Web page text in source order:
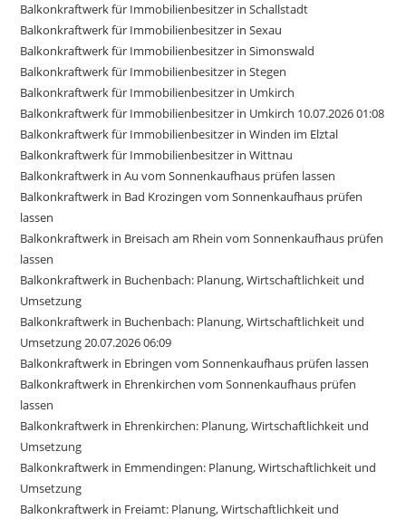
Balkonkraftwerk für Immobilienbesitzer in Schallstadt
Balkonkraftwerk für Immobilienbesitzer in Sexau
Balkonkraftwerk für Immobilienbesitzer in Simonswald
Balkonkraftwerk für Immobilienbesitzer in Stegen
Balkonkraftwerk für Immobilienbesitzer in Umkirch
Balkonkraftwerk für Immobilienbesitzer in Umkirch 10.07.2026 01:08
Balkonkraftwerk für Immobilienbesitzer in Winden im Elztal
Balkonkraftwerk für Immobilienbesitzer in Wittnau
Balkonkraftwerk in Au vom Sonnenkaufhaus prüfen lassen
Balkonkraftwerk in Bad Krozingen vom Sonnenkaufhaus prüfen
lassen
Balkonkraftwerk in Breisach am Rhein vom Sonnenkaufhaus prüfen
lassen
Balkonkraftwerk in Buchenbach: Planung, Wirtschaftlichkeit und
Umsetzung
Balkonkraftwerk in Buchenbach: Planung, Wirtschaftlichkeit und
Umsetzung 20.07.2026 06:09
Balkonkraftwerk in Ebringen vom Sonnenkaufhaus prüfen lassen
Balkonkraftwerk in Ehrenkirchen vom Sonnenkaufhaus prüfen
lassen
Balkonkraftwerk in Ehrenkirchen: Planung, Wirtschaftlichkeit und
Umsetzung
Balkonkraftwerk in Emmendingen: Planung, Wirtschaftlichkeit und
Umsetzung
Balkonkraftwerk in Freiamt: Planung, Wirtschaftlichkeit und